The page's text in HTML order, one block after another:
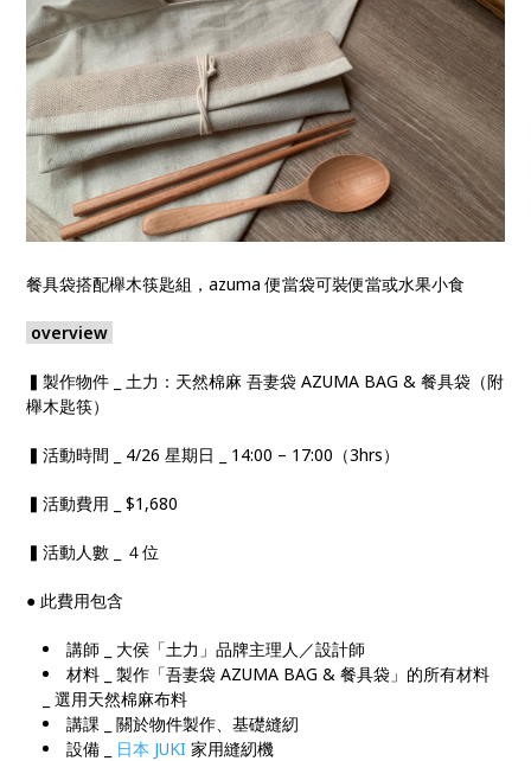
餐具袋搭配櫸木筷匙組，azuma 便當袋可裝便當或水果小食
overview
▍製作物件 _ 土力：天然棉麻 吾妻袋 AZUMA BAG & 餐具袋（附
櫸木匙筷）
▍活動時間 _ 4/26 星期日 _ 14:00 – 17:00（3hrs）
▍活動費用 _ $1,680
▍活動人數 _ ４位
● 此費用包含
講師 _ 大侯「土力」品牌主理人／設計師
材料 _ 製作「吾妻袋 AZUMA BAG & 餐具袋」的所有材料
_ 選用天然棉麻布料
講課 _ 關於物件製作、基礎縫紉
設備 _ 日本 JUKI 家用縫紉機